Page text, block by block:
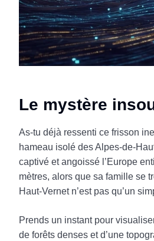
Le mystère
As-tu déjà ressenti ce frisson
hameau isolé des Alpes-de-
captivé et angoissé l’Europe
mètres, alors que sa famille se
Haut-Vernet n’est pas qu’un
Prends un instant pour
de forêts denses et d’une